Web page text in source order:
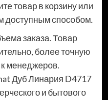
товар в корзину или
доступным способом.
заказа. Товар
более точную
менеджеров.
Дуб Линария D4717
и бытового